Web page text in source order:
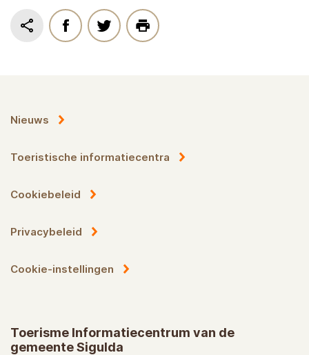
Nieuws
Toeristische informatiecentra
Cookiebeleid
Privacybeleid
Cookie-instellingen
Toerisme Informatiecentrum van de
gemeente Sigulda